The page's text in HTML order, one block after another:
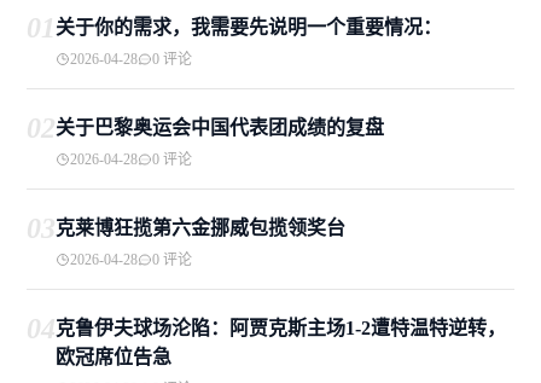
01关于你的需求，我需要先说明一个重要情况：
2026-04-28 0 评论
02关于巴黎奥运会中国代表团成绩的复盘
2026-04-28 0 评论
03克莱博狂揽第六金挪威包揽领奖台
2026-04-28 0 评论
04克鲁伊夫球场沦陷：阿贾克斯主场1-2遭特温特逆转，
欧冠席位告急